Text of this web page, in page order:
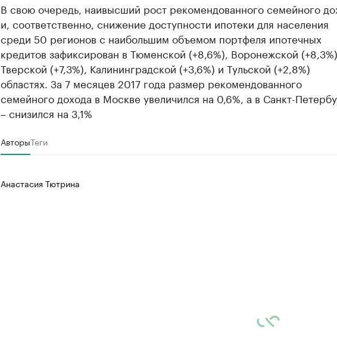
В свою очередь, наивысший рост рекомендованного семейного
и, соответственно, снижение доступности ипотеки для населения
среди 50 регионов с наибольшим объемом портфеля ипотечных
кредитов зафиксирован в Тюменской (+8,6%), Воронежской (+8,3%),
Тверской (+7,3%), Калининградской (+3,6%) и Тульской (+2,8%)
областях. За 7 месяцев 2017 года размер рекомендованного
семейного дохода в Москве увеличился на 0,6%, а в Санкт-
– снизился на 3,1%
АвторыТеги
Анастасия Тютрина